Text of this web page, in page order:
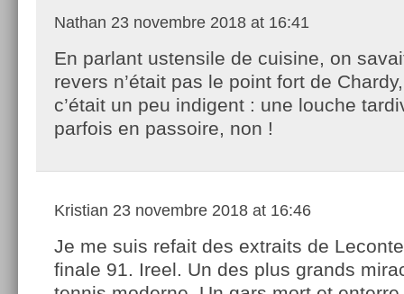
Nathan 23 novembre 2018 at 16:41
En parlant ustensile de cuisine, on
revers n’était pas le point fort de
c’était un peu indigent : une louche
parfois en passoire, non !
Kristian 23 novembre 2018 at 16:46
Je me suis refait des extraits de
finale 91. Ireel. Un des plus grands